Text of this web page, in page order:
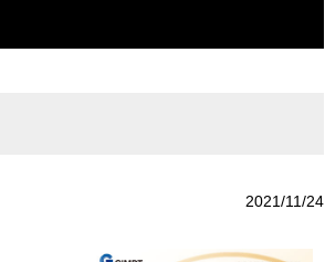
2021/11/24